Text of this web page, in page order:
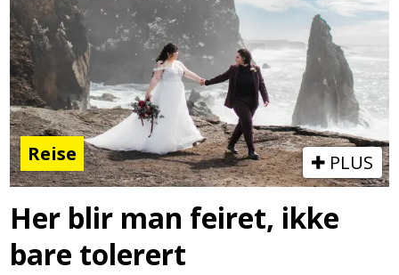
Reise PLUS
Her blir man feiret, ikke
bare tolerert